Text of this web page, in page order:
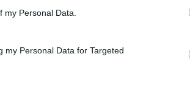
Personal Data.
my Personal Data for Targeted
28,2E